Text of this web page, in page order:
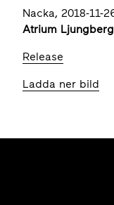
Nacka, 2018-11-
Atrium
Release
Ladda ner bild